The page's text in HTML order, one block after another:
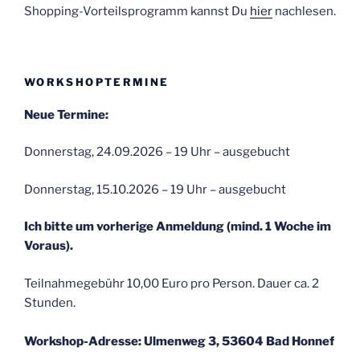
Shopping-Vorteilsprogramm kannst Du hier nachlesen.
WORKSHOPTERMINE
Neue Termine:
Donnerstag, 24.09.2026 – 19 Uhr – ausgebucht
Donnerstag, 15.10.2026 – 19 Uhr – ausgebucht
Ich bitte um vorherige Anmeldung (mind. 1 Woche im
Voraus).
Teilnahmegebühr 10,00 Euro pro Person. Dauer ca. 2
Stunden.
Workshop-Adresse: Ulmenweg 3, 53604 Bad Honnef